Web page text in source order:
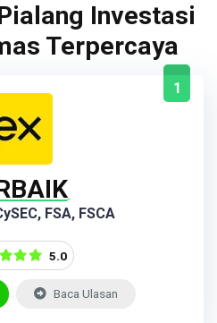
Investasi
Terpercaya
1
FSA, FSCA
5.0
Baca Ulasan